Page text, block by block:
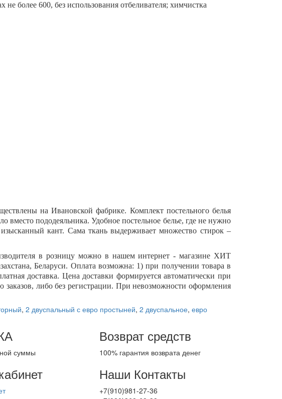
более 600, без использования отбеливателя; химчистка
на Ивановской фабрике. Комплект постельного белья
вместо пододеяльника. Удобное постельное белье, где не нужно
кант. Сама ткань выдерживает множество стирок –
в розницу можно в нашем интернет - магазине ХИТ
Беларуси. Оплата возможна: 1) при получении товара в
доставка. Цена доставки формируется автоматически при
заказов, либо без регистрации. При невозможности оформления
, 2 двуспальный с евро простыней, 2 двуспальное, евро
суммы
Возврат средств
100% гарантия возврата денег
Наши Контакты
+7(910)981-27-36